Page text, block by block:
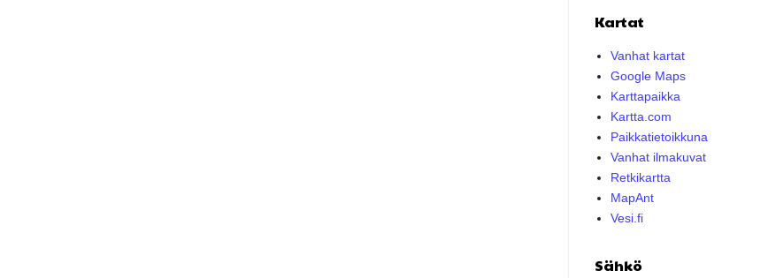
Kartat
Vanhat kartat
Google Maps
Karttapaikka
Kartta.com
Paikkatietoikkuna
Vanhat ilmakuvat
Retkikartta
MapAnt
Vesi.fi
Sähkö